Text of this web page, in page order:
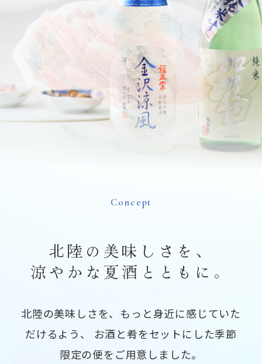
Concept
北陸の美味しさを、
涼やかな夏酒とともに。
北陸の美味しさを、もっと身近に感じていた
だけるよう、
お酒と肴をセットにした季節
限定の便をご用意しました。